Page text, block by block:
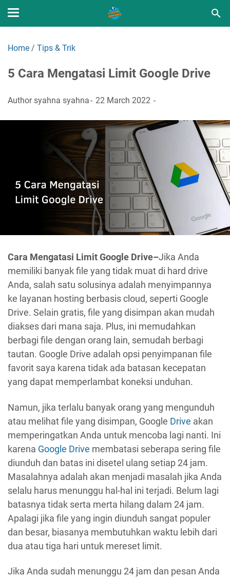
Home / Tips & Trik
5 Cara Mengatasi Limit Google Drive
Authorsyahna syahna 22 March 2022
Cara Mengatasi Limit Google Drive–Jika Anda
memiliki banyak file yang tidak muat di hard drive
Anda, salah satu solusinya adalah menyimpannya
ke layanan hosting berbasis cloud, seperti Google
Drive. Selain gratis, file yang disimpan akan mudah
diakses dari mana saja. Plus, ini memudahkan
berbagi file dengan orang lain, semudah berbagi
tautan. Google Drive adalah opsi penyimpanan file
favorit saya karena tidak ada batasan kecepatan
yang dapat memperlambat koneksi unduhan.
Namun, jika terlalu banyak orang yang mengunduh
atau melihat file yang disimpan, Google Drive akan
memperingatkan Anda untuk mencoba lagi nanti. Ini
karena Google Drive membatasi seberapa sering file
diunduh dan batas ini disetel ulang setiap 24 jam.
Masalahnya adalah akan menjadi masalah jika Anda
selalu harus menunggu hal-hal ini terjadi. Belum lagi
batasnya tidak serta merta hilang dalam 24 jam.
Apalagi jika file yang ingin diunduh sangat populer
dan besar, biasanya membutuhkan waktu lebih dari
dua atau tiga hari untuk mereset limit.
Jika Anda sudah menunggu 24 jam dan pesan Anda